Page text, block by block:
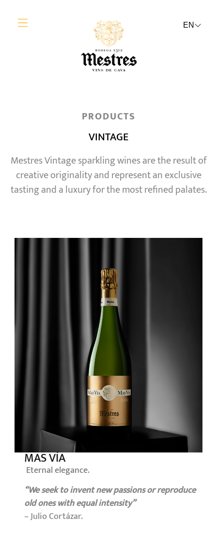
EN
PRODUCTS
VINTAGE
Mestres Vintage sparkling wines are the result of
creative originality and represent an exclusive
tasting and a luxury for the most refined palates.
MAS VÍA
Eternal elegance.
“We seek to invent new passions or reproduce
old ones with equal intensity”
– Julio Cortázar.